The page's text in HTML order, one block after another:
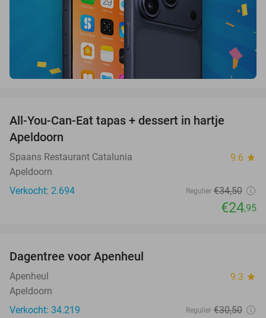
All-You-Can-Eat tapas + dessert in hartje
Apeldoorn
Spaans Restaurant Catalunia 9.6 star
Apeldoorn
Verkocht: 2.694
Regulier €34,50
€24,95
Dagentree voor Apenheul
Apenheul 9.3 star
Apeldoorn
Verkocht: 34.219
Regulier €30,50